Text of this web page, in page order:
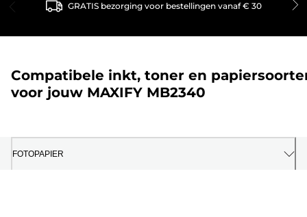
GRATIS bezorging voor bestellingen vanaf € 30
Compatibele inkt, toner en
voor jouw MAXIFY MB2340
FOTOPAPIER